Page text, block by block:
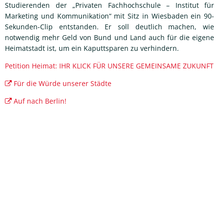
Studierenden der „Privaten Fachhochschule – Institut für
Marketing und Kommunikation“ mit Sitz in Wiesbaden ein 90-
Sekunden-Clip entstanden. Er soll deutlich machen, wie
notwendig mehr Geld von Bund und Land auch für die eigene
Heimatstadt ist, um ein Kaputtsparen zu verhindern.
Petition Heimat: IHR KLICK FÜR UNSERE GEMEINSAME ZUKUNFT
Für die Würde unserer Städte
Auf nach Berlin!